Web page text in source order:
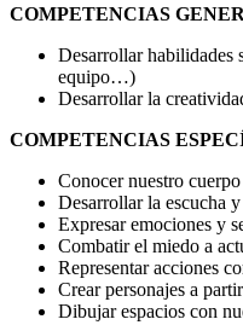
COMPETENCIAS
Desarrollar habilidades
equipo…)
Desarrollar la
COMPETENCIAS
Conocer nuestro
Desarrollar la escucha
Expresar emociones y
Combatir el miedo a
Representar acciones
Crear personajes a
Dibujar espacios con